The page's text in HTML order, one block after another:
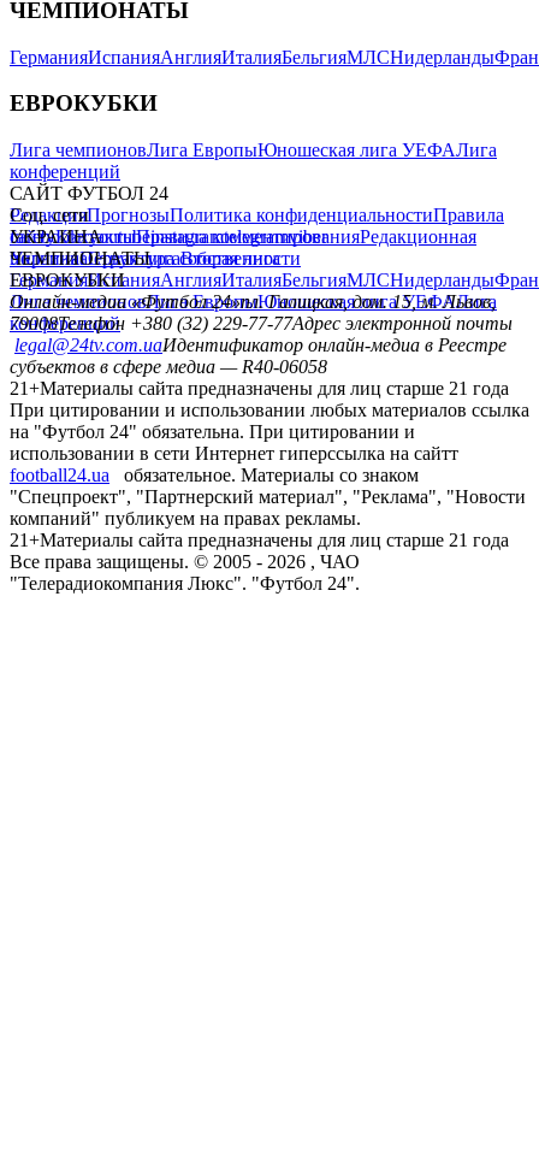
ЧЕМПИОНАТЫ
ГерманияИспанияАнглияИталияБельгияМЛСНидерланды
ЕВРОКУБКИ
Лига чемпионовЛига ЕвропыЮношеская лига УЕФАЛига
конференций
САЙТ ФУТБОЛ 24
РедакцияПрогнозыПолитика конфиденциальностиПравила
сайтуКонтактыПравила комментированияРедакционная
политикаСтруктура собственности
Соц. сети
facebookxyoutubeinstagramtelegramviber
УКРАИНА
УкраинаПервая лигаВторая лига
ЧЕМПИОНАТЫ
ГерманияИспанияАнглияИталияБельгияМЛСНидерланды
ЕВРОКУБКИ
Лига чемпионовЛига ЕвропыЮношеская лига УЕФАЛига
конференций
Онлайн-медиа «Футбол 24»пл. Галицкая, дом. 15, м. Львов,
79008Телефон +380 (32) 229-77-77Адрес электронной почты
legal@24tv.com.uaИдентификатор онлайн-медиа в Реестре
субъектов в сфере медиа — R40-06058
21+Материалы сайта предназначены для лиц старше 21 года
При цитировании и использовании любых материалов ссылка
на "Футбол 24" обязательна. При цитировании и
использовании в сети Интернет гиперссылка на сайтт
football24.ua
обязательное. Материалы со знаком
"Спецпроект", "Партнерский материал", "Реклама", "Новости
компаний" публикуем на правах рекламы.
21+Материалы сайта предназначены для лиц старше 21 года
Все права защищены. © 2005 - 2026 , ЧАО
"Телерадиокомпания Люкс". "Футбол 24".